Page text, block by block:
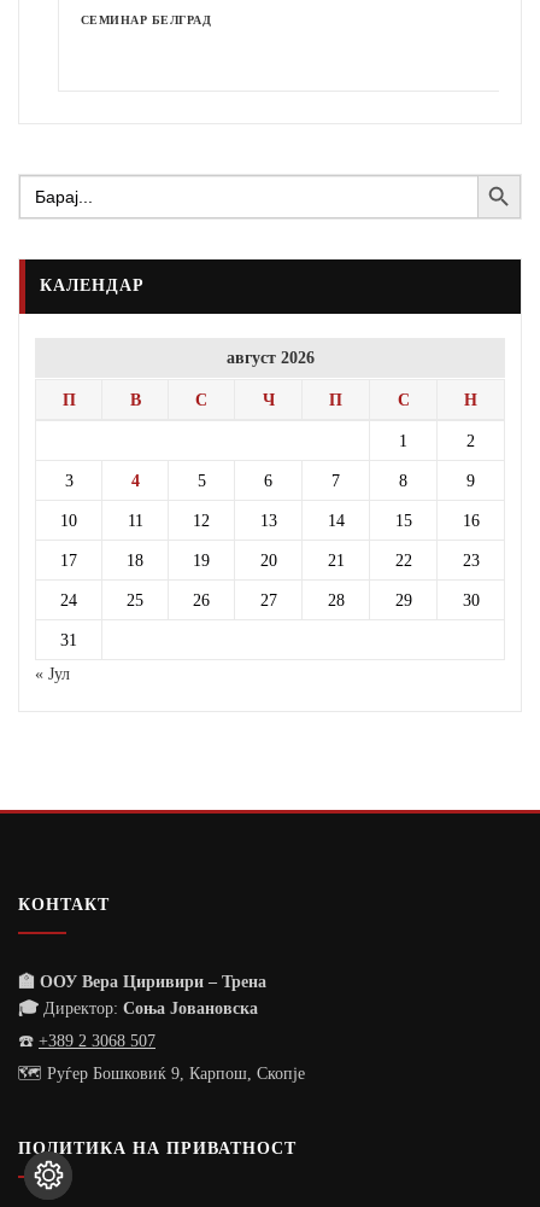
СЕМИНАР БЕЛГРАД
Search
for:
Search Button
КАЛЕНДАР
август 2026
П В С Ч П С Н
1 2
3 4 5 6 7 8 9
10 11 12 13 14 15 16
17 18 19 20 21 22 23
24 25 26 27 28 29 30
31
« Јул
КОНТАКТ
🏫 ООУ Вера Циривири – Трена
🎓 Директор: Соња Јовановска
☎️ +389 2 3068 507
🗺️ Руѓер Бошковиќ 9, Карпош, Скопје
ПОЛИТИКА НА ПРИВАТНОСТ